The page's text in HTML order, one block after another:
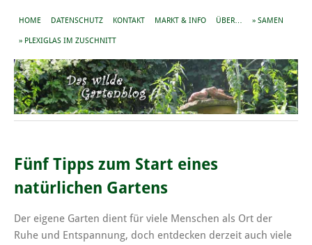
HOME DATENSCHUTZ KONTAKT MARKT & INFO ÜBER… » SAMEN
» PLEXIGLAS IM ZUSCHNITT
Fünf Tipps zum Start eines
natürlichen Gartens
Der eigene Garten dient für viele Menschen als Ort der
Ruhe und Entspannung, doch entdecken derzeit auch viele